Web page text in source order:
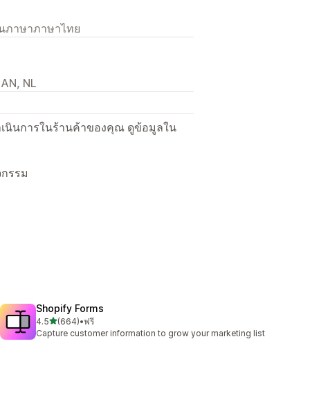
ภาษาภาษาไทย
NL
นินการในร้านค้าของคุณ ดูข้อมูลใน
รรม
Shopify Forms
4.5เต็ม 5 ดาว
(664)
ทั้งหมด 664 รีวิว
•ฟรี
Capture customer information to grow your marketing list